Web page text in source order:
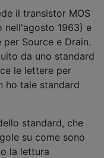
il transistor MOS
nell'agosto 1963) e
Source e Drain.
da uno standard
le lettere per
ho tale standard
standard, che
su come sono
la lettura